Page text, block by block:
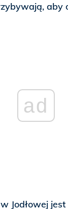
aby
ad
Jodłowej